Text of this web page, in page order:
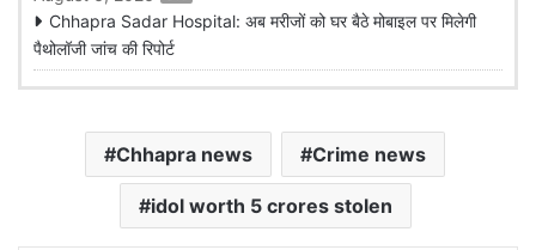
Chhapra Sadar Hospital: अब मरीजों को घर बैठे मोबाइल पर मिलेगी
पैथोलॉजी जांच की रिपोर्ट
Chhapra news Crime news
idol worth 5 crores stolen